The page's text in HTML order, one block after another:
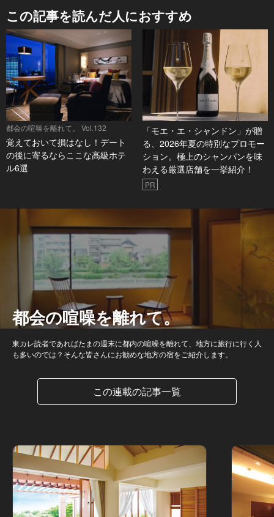
この記事を読んだ人におすすめ
都会の喧噪を離れて。 Vol.132
覚えておいて損はなし！デート
の後に寄るならここな高級ホテ
ル6選
「モエ・エ・シャンドン」が贈
る、2026年夏の特別なプロモー
ション。極上のシャンパンを味
わえる厳選店舗を一挙紹介！
PR
都会の喧噪を離れて。
東カレ読者であればたまの週末に都内の喧噪を離れて、地方に旅行に行く人
も多いのでは？そんな皆さんにお勧めな地方の宿をご紹介します。
この連載の記事一覧